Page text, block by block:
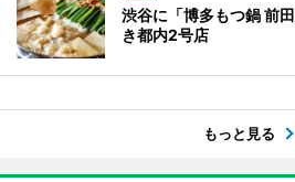
渋谷に「博多もつ鍋 前
き都内2号店
もっと見る